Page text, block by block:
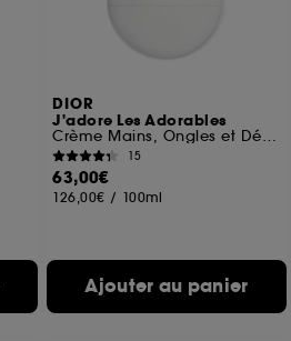
DIOR
J'adore Les Adorables
Crème Mains, Ongles et Décolleté
15
63,00€
126,00€ / 100ml
Ajouter au panier